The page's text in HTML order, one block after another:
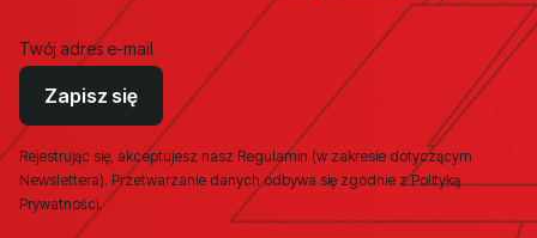
Twój adres e-mail
Zapisz się
Rejestrując się, akceptujesz nasz Regulamin (w zakresie dotyczącym
Newslettera). Przetwarzanie danych odbywa się zgodnie z Polityką
Prywatności.